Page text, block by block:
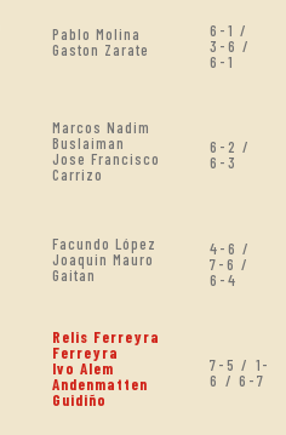
Pablo Molina
Gaston Zarate
6-1 /
3-6 /
6-1
Marcos Nadim
Buslaiman
Jose Francisco
Carrizo
6-2 /
6-3
Facundo López
Joaquin Mauro
Gaitan
4-6 /
7-6 /
6-4
Relis Ferreyra
Ferreyra
Ivo Alem
Andenmatten
Guidiño
7-5 / 1-
6 / 6-7